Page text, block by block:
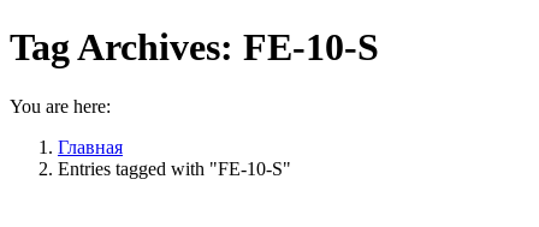
Tag Archives: FE-10-S
You are here:
Главная
Entries tagged with "FE-10-S"